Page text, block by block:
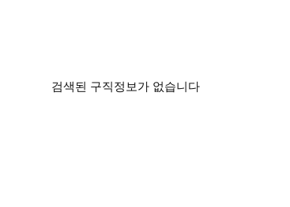
검색된 구직정보가 없습니다